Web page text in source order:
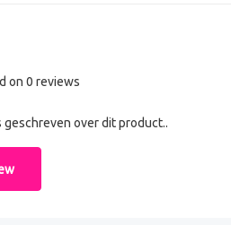
on 0 reviews
over dit product..